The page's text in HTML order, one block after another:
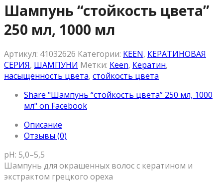
Шампунь “стойкость цвета”
250 мл, 1000 мл
Артикул: 41032626 Категории: KEEN, КЕРАТИНОВАЯ
СЕРИЯ, ШАМПУНИ Метки: Keen, Кератин,
насыщенность цвета, стойкость цвета
Share "Шампунь “стойкость цвета” 250 мл, 1000
мл" on Facebook
Описание
Отзывы (0)
pH: 5,0–5,5
Шампунь для окрашенных волос с кератином и
экстрактом грецкого ореха